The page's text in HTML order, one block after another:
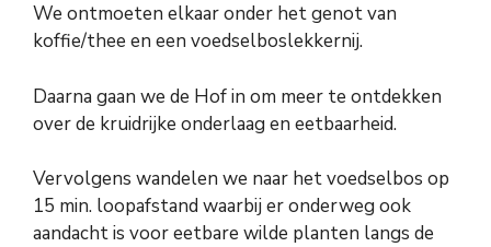
We ontmoeten elkaar onder het genot van
koffie/thee en een voedselboslekkernij.
Daarna gaan we de Hof in om meer te ontdekken
over de kruidrijke onderlaag en eetbaarheid.
Vervolgens wandelen we naar het voedselbos op
15 min. loopafstand waarbij er onderweg ook
aandacht is voor eetbare wilde planten langs de